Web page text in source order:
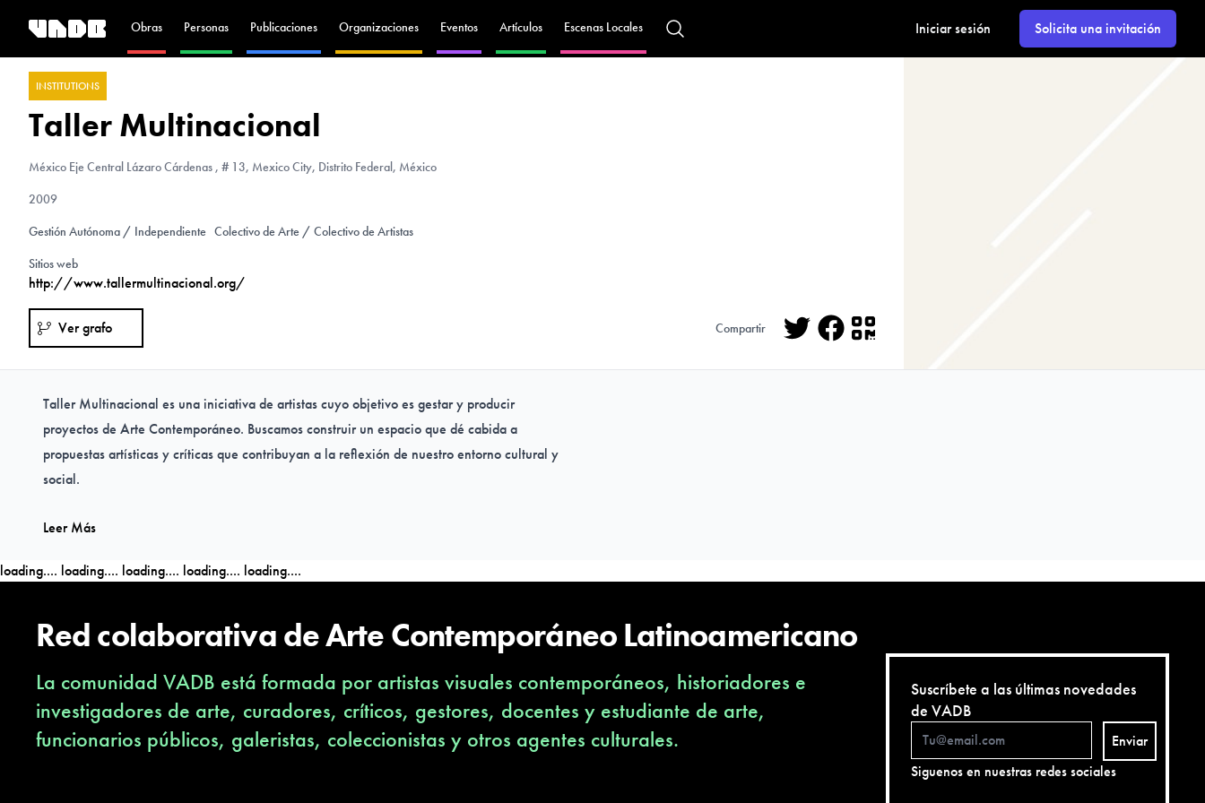
Obras Personas Publicaciones Organizaciones Eventos Artículos Escenas Locales Iniciar sesión Solicita una invitación
INSTITUTIONS
Taller Multinacional
México Eje Central Lázaro Cárdenas , # 13, Mexico City, Distrito Federal, México
2009
Gestión Autónoma / Independiente Colectivo de Arte / Colectivo de Artistas
Sitios web
http://www.tallermultinacional.org/
Ver grafo Compartir
Taller Multinacional es una iniciativa de artistas cuyo objetivo es gestar y producir
proyectos de Arte Contemporáneo. Buscamos construir un espacio que dé cabida a
propuestas artísticas y críticas que contribuyan a la reflexión de nuestro entorno cultural y
social.
Leer Más
loading.... loading.... loading.... loading.... loading....
Red colaborativa de Arte Contemporáneo Latinoamericano
La comunidad VADB está formada por artistas visuales contemporáneos, historiadores e
investigadores de arte, curadores, críticos, gestores, docentes y estudiante de arte,
funcionarios públicos, galeristas, coleccionistas y otros agentes culturales.
Suscríbete a las últimas novedades
de VADB
Enviar
Siguenos en nuestras redes sociales